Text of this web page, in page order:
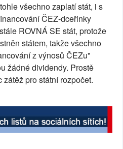
všechno zaplatí stát, i s
ČEZ-dceřinky
ROVNÁ SE stát, protože
státem, takže všechno
z výnosů ČEZu"
žádné dividendy. Prostě
pro státní rozpočet.